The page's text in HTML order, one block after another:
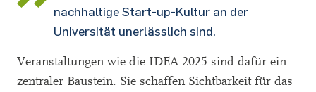
nachhaltige Start-up-Kultur an der
Universität unerlässlich sind.
Veranstaltungen wie die IDEA 2025 sind dafür ein
zentraler Baustein. Sie schaffen Sichtbarkeit für das